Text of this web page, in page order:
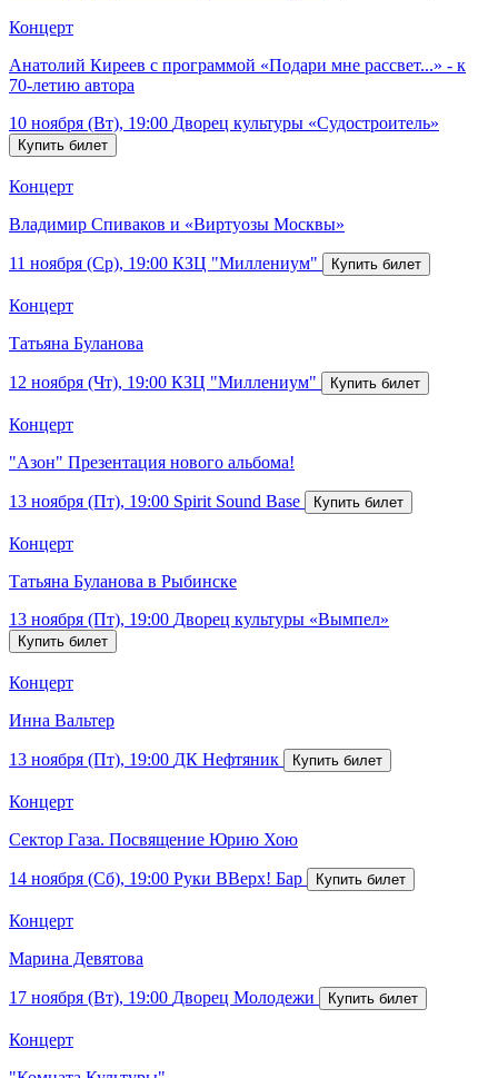
Концерт
Анатолий Киреев с программой «Подари мне рассвет...» - к
70-летию автора
10 ноября (Вт), 19:00 Дворец культуры «Судостроитель»
Концерт
Владимир Спиваков и «Виртуозы Москвы»
11 ноября (Ср), 19:00 КЗЦ "Миллениум"
Концерт
Татьяна Буланова
12 ноября (Чт), 19:00 КЗЦ "Миллениум"
Концерт
"Азон" Презентация нового альбома!
13 ноября (Пт), 19:00 Spirit Sound Base
Концерт
Татьяна Буланова в Рыбинске
13 ноября (Пт), 19:00 Дворец культуры «Вымпел»
Концерт
Инна Вальтер
13 ноября (Пт), 19:00 ДК Нефтяник
Концерт
Сектор Газа. Посвящение Юрию Хою
14 ноября (Сб), 19:00 Руки ВВерх! Бар
Концерт
Марина Девятова
17 ноября (Вт), 19:00 Дворец Молодежи
Концерт